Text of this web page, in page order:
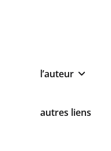
l’auteur
autres liens